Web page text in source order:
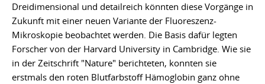
Dreidimensional und detailreich könnten diese Vorgänge in
Zukunft mit einer neuen Variante der Fluoreszenz-
Mikroskopie beobachtet werden. Die Basis dafür legten
Forscher von der Harvard University in Cambridge. Wie sie
in der Zeitschrift "Nature" berichteten, konnten sie
erstmals den roten Blutfarbstoff Hämoglobin ganz ohne